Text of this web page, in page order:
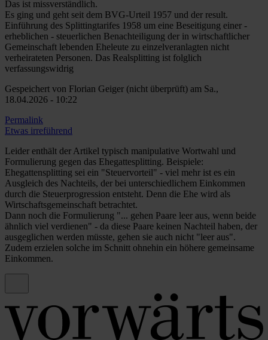
Das ist missverständlich.
Es ging und geht seit dem BVG-Urteil 1957 und der result.
Einführung des Splittingtarifes 1958 um eine Beseitigung einer -
erheblichen - steuerlichen Benachteiligung der in wirtschaftlicher
Gemeinschaft lebenden Eheleute zu einzelveranlagten nicht
verheirateten Personen. Das Realsplitting ist folglich
verfassungswidrig
Gespeichert von Florian Geiger (nicht überprüft) am Sa.,
18.04.2026 - 10:22
Permalink
Etwas irreführend
Leider enthält der Artikel typisch manipulative Wortwahl und
Formulierung gegen das Ehegattesplitting. Beispiele:
Ehegattensplitting sei ein "Steuervorteil" - viel mehr ist es ein
Ausgleich des Nachteils, der bei unterschiedlichem Einkommen
durch die Steuerprogression entsteht. Denn die Ehe wird als
Wirtschaftsgemeinschaft betrachtet.
Dann noch die Formulierung "... gehen Paare leer aus, wenn beide
ähnlich viel verdienen" - da diese Paare keinen Nachteil haben, der
ausgeglichen werden müsste, gehen sie auch nicht "leer aus".
Zudem erzielen solche im Schnitt ohnehin ein höhere gemeinsame
Einkommen.